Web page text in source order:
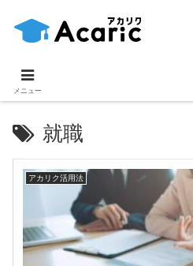
就職
アカリク活用法
メニュー